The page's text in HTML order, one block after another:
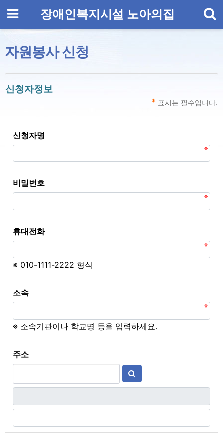
메뉴 장애인복지시설 노아의집
자원봉사 신청
자원봉사 신청 글쓰기
신청자정보
* 표시는 필수입니다.
신청자명
비밀번호
휴대전화필수
※ 010-1111-2222 형식
소속필수
※ 소속기관이나 학교명 등을 입력하세요.
주소필수
주소검색